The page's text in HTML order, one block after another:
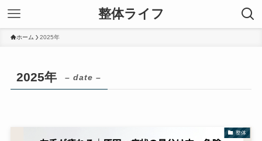
整体ライフ
ホーム 2025年
2025年 – date –
整体